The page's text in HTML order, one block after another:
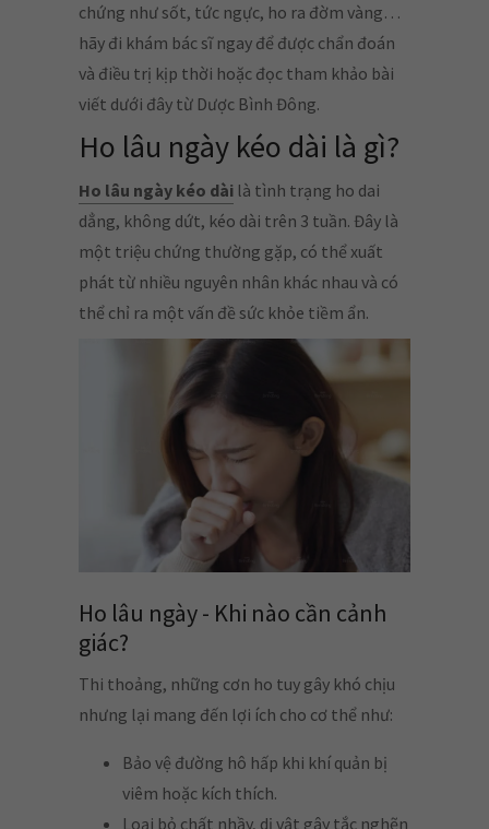
chứng như sốt, tức ngực, ho ra đờm vàng…
hãy đi khám bác sĩ ngay để được chẩn đoán
và điều trị kịp thời hoặc đọc tham khảo bài
viết dưới đây từ Dược Bình Đông.
Ho lâu ngày kéo dài là gì?
Ho lâu ngày kéo dài là tình trạng ho dai
dẳng, không dứt, kéo dài trên 3 tuần. Đây là
một triệu chứng thường gặp, có thể xuất
phát từ nhiều nguyên nhân khác nhau và có
thể chỉ ra một vấn đề sức khỏe tiềm ẩn.
Ho lâu ngày - Khi nào cần cảnh
giác?
Thi thoảng, những cơn ho tuy gây khó chịu
nhưng lại mang đến lợi ích cho cơ thể như:
Bảo vệ đường hô hấp khi khí quản bị
viêm hoặc kích thích.
Loại bỏ chất nhầy, dị vật gây tắc nghẽn